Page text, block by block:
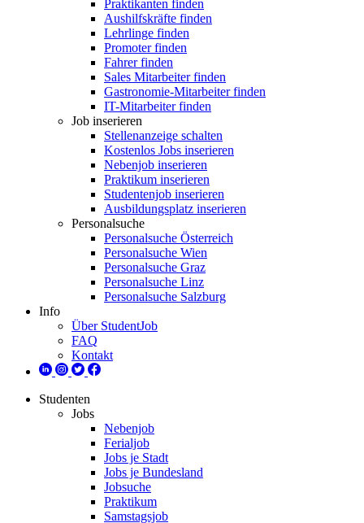
Praktikanten finden
Aushilfskräfte finden
Lehrlinge finden
Promoter finden
Fahrer finden
Sales Mitarbeiter finden
Gastronomie-Mitarbeiter finden
IT-Mitarbeiter finden
Job inserieren
Stellenanzeige schalten
Kostenlos Jobs inserieren
Nebenjob inserieren
Praktikum inserieren
Studentenjob inserieren
Ausbildungsplatz inserieren
Personalsuche
Personalsuche Österreich
Personalsuche Wien
Personalsuche Graz
Personalsuche Linz
Personalsuche Salzburg
Info
Über StudentJob
FAQ
Kontakt
Studenten
Jobs
Nebenjob
Ferialjob
Jobs je Stadt
Jobs je Bundesland
Jobsuche
Praktikum
Samstagsjob